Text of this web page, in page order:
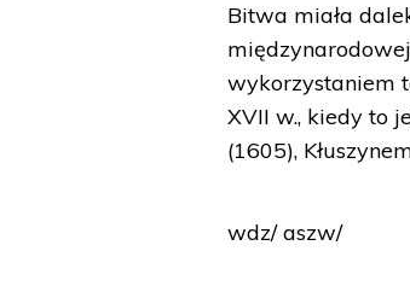
Bitwa miała
wykorzystaniem
XVII w., kiedy to
(1605),
wdz/ aszw/